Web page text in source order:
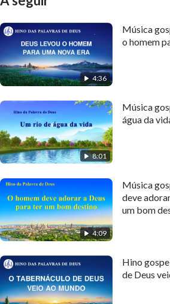
4:36
Música
o homem
8:01
Música
água da
4:09
Música
deve
um bom
Hino
de Deus